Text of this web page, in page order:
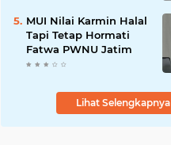
MUI Nilai Karmin Halal
Tapi Tetap Hormati
Fatwa PWNU Jatim
Lihat Selengkapnya